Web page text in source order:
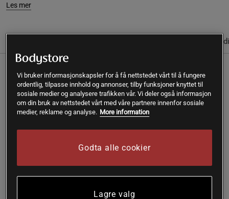
Les mer
Næringsinformasjon &
Zink Optimal fra Helhetshälsa er et sinktilskudd som
inneholder hele 25 mg sink per kapsel. Mineralet sink bidrar
blant annet til normal DNA-syntese i kroppen – en livsviktig
funksjon.
Helhetshälsa, får du sink i vegetabilske kapsler som kan
Vi bruker informasjonskapsler for å få nettstedet vårt til å fungere
ordentlig, tilpasse innhold og annonser, tilby funksjoner knyttet til
sosiale medier og analysere trafikken vår. Vi deler også informasjon
om din bruk av nettstedet vårt med våre partnere innenfor sosiale
medier, reklame og analyse. More information
Godta alle cookier
Lagre valg